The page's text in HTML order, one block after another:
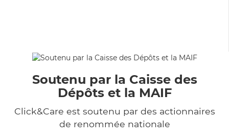
Soutenu par la Caisse des
Dépôts et la MAIF
Click&Care est soutenu par des actionnaires
de renommée nationale